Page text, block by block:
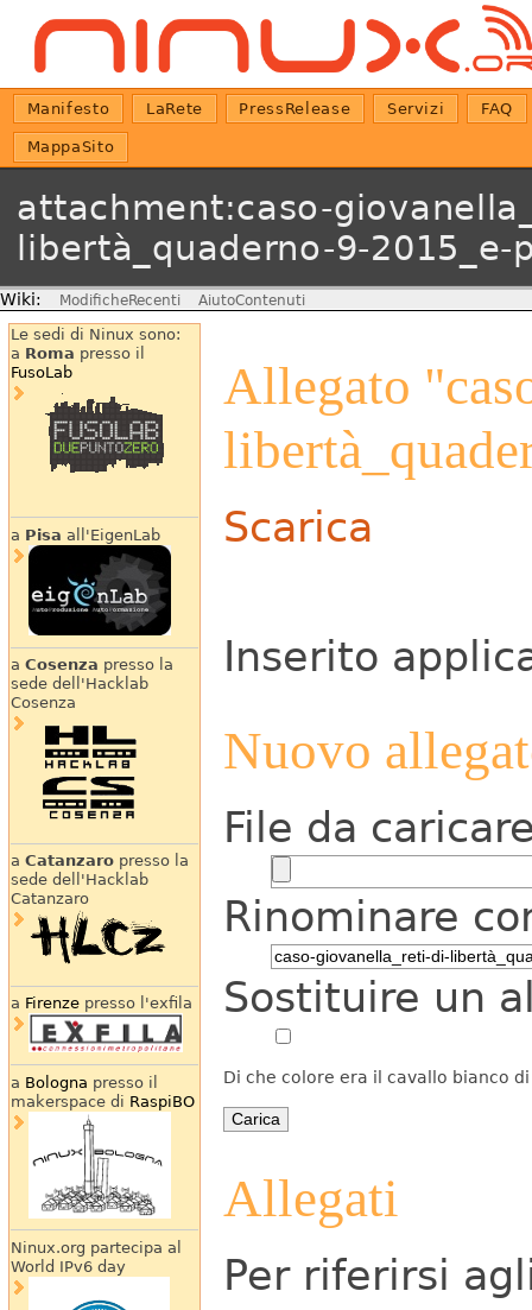
Manifesto LaRete PressRelease Servizi FAQ
MappaSito
attachment:caso-
libertà_quaderno-9-
Wiki: ModificheRecenti AiutoContenuti
Le sedi di Ninux sono:
a Roma presso il
FusoLab
a Pisa all'EigenLab
a Cosenza presso la
sede dell'Hacklab
Cosenza
a Catanzaropresso la
sede dell'Hacklab
Catanzaro
a Firenzepresso l'exfila
a Bologna presso il
makerspace di RaspiBO
Ninux.org partecipa al
World IPv6 day
Allegato
Scarica
Inserito
Nuovo
File da
Rinominare
Sostituire un
Di che colore era il cavallo bianco di
Allegati
Per riferirsi